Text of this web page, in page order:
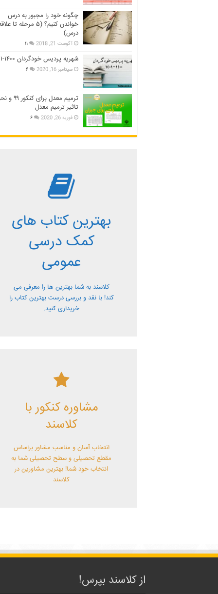
چگونه خود را مجبور به درس
خواندن کنیم؟ (۵ مرحله تا
درس)
آگوست 21, 2018 ۱۱
شهریه پردیس خودگردان ۱۴۰۰-۱۴۰۱
سپتامبر 16, 2020 ۶
ترمیم معدل برای
تاثیر ترمیم معدل
فوریه 26, 2020 ۶
بهترین کتاب های
کمک درسی
عمومی
کلاسند به شما بهترین ها را معرفی می
کند! با نقد و بررسی درست بهترین کتاب را
خریداری کنید.
بررسی بهترین
کتاب های کمک
درسی عمومی
معرفی کتاب های کمک درسی عمومی و
بررسی آن ها کاملا رایگان از کلاسند
مشاوره کنکور با
کلاسند
انتخاب آسان و مناسب مشاور براساس
مقطع تحصیلی و سطح تحصیلی شما به
انتخاب خود شما! بهترین مشاورین در
کلاسند
از کلاسند بپرس!